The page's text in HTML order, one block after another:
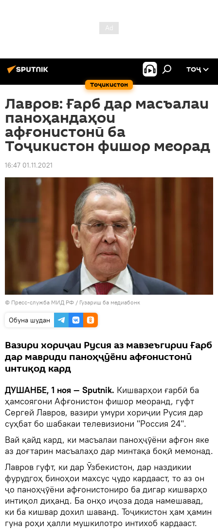
Тоҷикистон
ТОҶ
Лавров: Ғарб дар масъалаи
паноҳандаҳои
афғонистонӣ ба
Тоҷикистон фишор меорад
16:47 01.11.2021
© Пресс-служба МИД РФ / Гузариш ба медиабонк
Обуна шудан
Вазири хориҷаи Русия аз мавзеъгирии Ғарб
дар мавриди паноҳҷӯёни афғонистонӣ
интиқод кард
ДУШАНБЕ, 1 ноя — Sputnik. Кишварҳои ғарбӣ ба
ҳамсоягони Афғонистон фишор меоранд, гуфт
Сергей Лавров, вазири умури хориҷии Русия дар
суҳбат бо шабакаи телевизиони "Россия 24".
Вай қайд кард, ки масъалаи паноҳҷӯёни афғон яке
аз доғтарин масъалаҳо дар минтақа боқӣ мемонад.
Лавров гуфт, ки дар Ӯзбекистон, дар наздикии
фурудгоҳ биноҳои махсус ҷудо кардааст, то аз он
ҷо паноҳҷӯёни афғонистониро ба дигар кишварҳо
интиқол диҳанд. Ба онҳо иҷоза дода намешавад,
ки ба кишвар дохил шаванд. Тоҷикистон ҳам ҳамин
гуна роҳи ҳалли мушкилотро интихоб кардааст.